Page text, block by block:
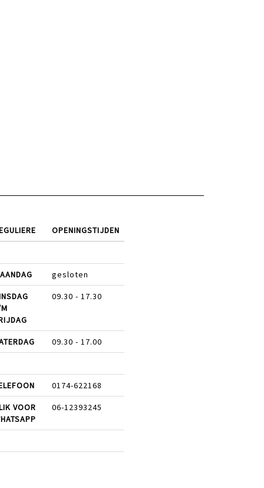
OPENINGSTIJDEN
gesloten
09.30 - 17.30
09.30 - 17.00
0174-622168
VOOR
06-12393245